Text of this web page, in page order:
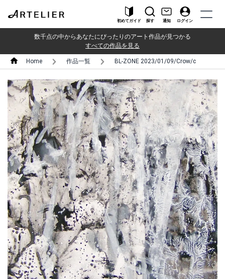
初めてガイド 探す 通知 ログイン
数千点の中からあなたにぴったりのアート作品が見つかる
すべての作品を見る
Home 作品一覧 BL-ZONE 2023/01/09/Crow/c